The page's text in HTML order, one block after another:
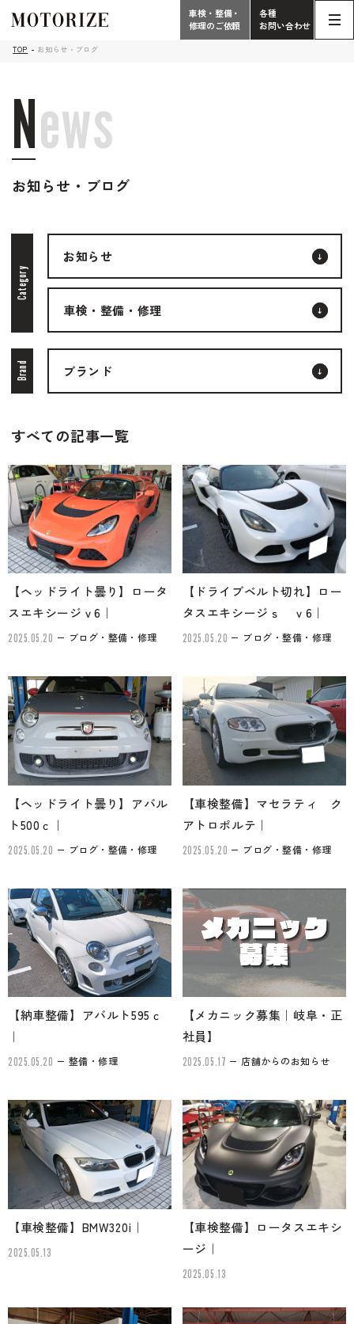
こだわり
車検・整備・修理のご依頼
中古車探しのご依頼/その他
ブランド紹介
ブログ
お客様の声
ケータハム岐阜
プライバシーポリシー
電話受付時間 10:00 - 18:30（月曜定休）
058-247-7733
058-247-8001
Contact Form
24時間受付対応の
買取査定のご依頼
その他のお問い合わせ
中古車探しのご依頼・レンタカーのご相談
電話・メールなどのご連絡方法意外にも、オンラインで
のご相談も可能です。
お問い合わせフォームにて、オンラインでのご連絡をご
希望ください。
Contact
車検・整備・
修理のご依頼
各種
お問い合わせ
TOP お知らせ・ブログ
News
お知らせ・ブログ
Category
お知らせ
車検・整備・修理
Brand ブランド
すべての記事一覧
【ヘッドライト曇り】ロータ
スエキシージｖ6｜
2025.05.20 ブログ・整備・修理
【ドライブベルト切れ】ロー
タスエキシージｓ ｖ6｜
2025.05.20 ブログ・整備・修理
【ヘッドライト曇り】アバル
ト500ｃ｜
2025.05.20 ブログ・整備・修理
【車検整備】マセラティ ク
アトロポルテ｜
2025.05.20 ブログ・整備・修理
【納車整備】アバルト595ｃ
｜
2025.05.20 整備・修理
【メカニック募集｜岐阜・正
社員】
2025.05.17 店舗からのお知らせ
【車検整備】BMW320i｜
2025.05.13
【車検整備】ロータスエキシ
ージ｜
2025.05.13